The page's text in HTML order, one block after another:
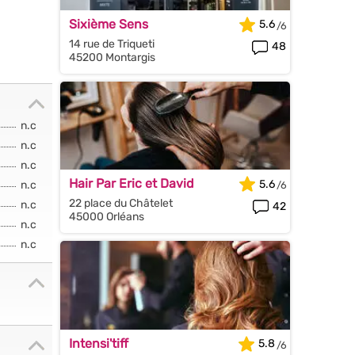
n.c
n.c
n.c
n.c
n.c
n.c
n.c
Sixième Sens
14 rue de Triqueti
45200 Montargis
5.6
48
Hair Par Eric et David
22 place du Châtelet
45000 Orléans
5.6
42
Intensi'tiff 5.8